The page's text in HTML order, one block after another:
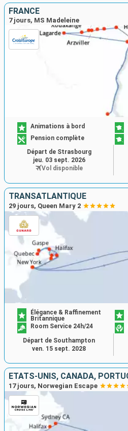
FRANCE
7 jours, MS Madeleine
Animations à bord
Pension complète
Départ de Strasbourg
jeu. 03 sept. 2026
Vol disponible
TRANSATLANTIQUE
29 jours, Queen Mary 2
Élégance & Raffinement
Britannique
Room Service 24h/24
Départ de Southampton
ven. 15 sept. 2028
17 jours, Norwegian Escape